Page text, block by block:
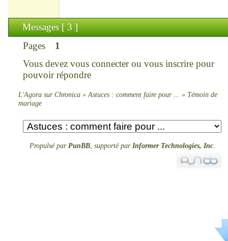
Messages [ 3 ]
Pages
1
Vous devez vous connecterou vous inscrirepour
pouvoir répondre
L'Agora sur Chronica »Astuces : comment faire pour ... » Témoin de
mariage
Propulsé parPunBB, supporté parInformer Technologies, Inc.